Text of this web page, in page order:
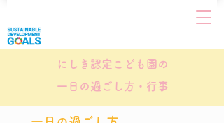
​にしき認定こども園の
一日の過ごし方・行事